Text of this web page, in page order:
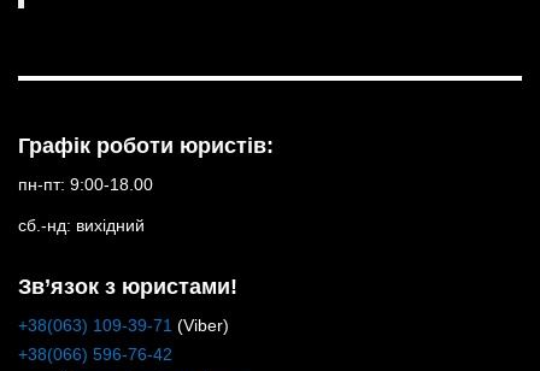
Графік роботи юристів:
пн-пт: 9:00-18.00
сб.-нд: вихідний
Зв’язок з юристами!
+38(063) 109-39-71 (Viber)
+38(066) 596-76-42